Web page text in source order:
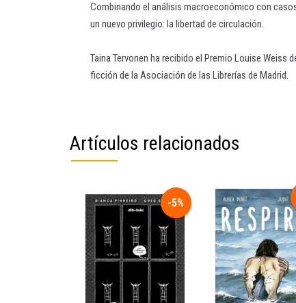
Combinando el análisis macroeconómico con
un nuevo privilegio: la libertad de circulación.
Taina Tervonen ha recibido el Premio Louise Weiss
ficción de la Asociación de las Librerías de Madrid.
Artículos relacionados
-5%